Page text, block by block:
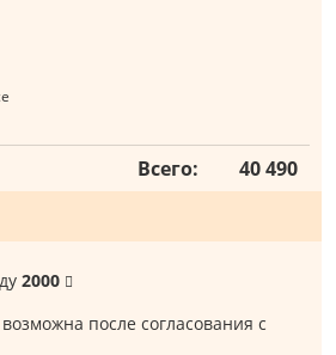
Всего: 40 490
2000
после согласования с